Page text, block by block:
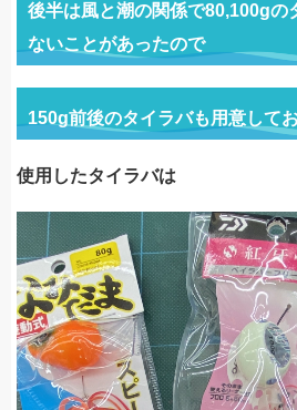
後半は風と潮の関係で80,100gの
ないことがあったので
150g前後のタイラバも用意して
使用したタイラバは